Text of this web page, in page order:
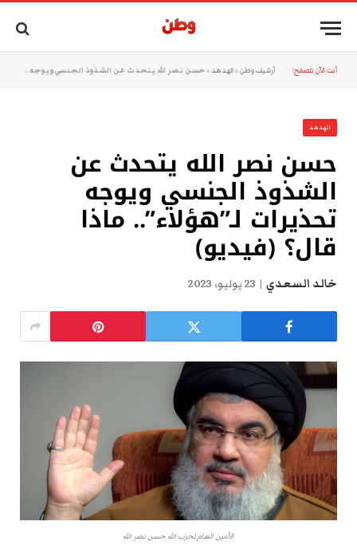
أنت الآن تتصفح: أرشيف وطن »الهدهد »حسن نصر الله يتحدث عن الشذوذ الجنسي ويوجه تحذيرات لـ”هؤلاء”.. ماذا قال؟ (فيديو)
الهدهد
حسن نصر الله يتحدث عن
الشذوذ الجنسي ويوجه
تحذيرات لـ”هؤلاء”.. ماذا
قال؟ (فيديو)
خالد السعدي 23 يوليو، 2023
الأمين العام لحزب الله حسن نصر الله